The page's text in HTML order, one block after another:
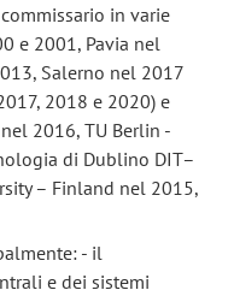
in varie
e 2001, Pavia nel
Salerno nel 2017
2018 e 2020) e
2016, TU Berlin -
di Dublino DIT–
– Finland nel 2015,
- il
e dei sistemi